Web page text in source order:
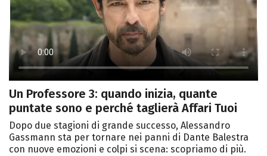
Un Professore 3: quando inizia, quante
puntate sono e perché taglierà Affari Tuoi
Dopo due stagioni di grande successo, Alessandro
Gassmann sta per tornare nei panni di Dante Balestra
con nuove emozioni e colpi si scena: scopriamo di più.